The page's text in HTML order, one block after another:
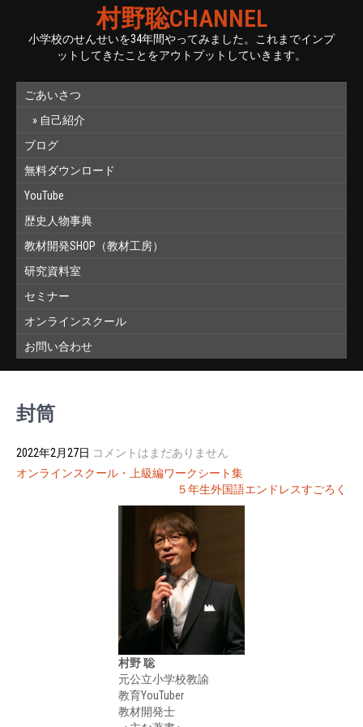
村野聡CHANNEL
小学校のせんせいを34年間やってみました。これまでインプ
ットしてきたことをアウトプットしていきます。
ごあいさつ
自己紹介
ブログ
無料ダウンロード
YouTube
歴史人物事典
教材開発SHOP（教材工房）
研究資料室
セミナー
オンラインスクール
お問い合わせ
封筒
2022年2月27日 コメントはまだありません
投
オンラインスクール・上級編ワークシート集
５年生外国語エンドレスすごろく
村野 聡
元公立小学校教諭
教育YouTuber
教材開発士